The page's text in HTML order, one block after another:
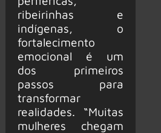
ribeirinhas e
indígenas, o
fortalecimento
emocional é um
dos primeiros
passos para
transformar
realidades. “Muitas
mulheres chegam